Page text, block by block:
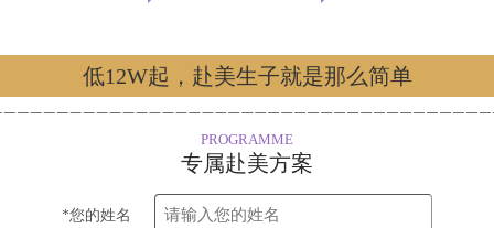
低12W起，赴美生子就是那么简单
PROGRAMME
专属赴美方案
*您的姓名